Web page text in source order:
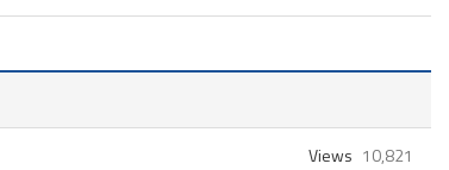
Views 10,821